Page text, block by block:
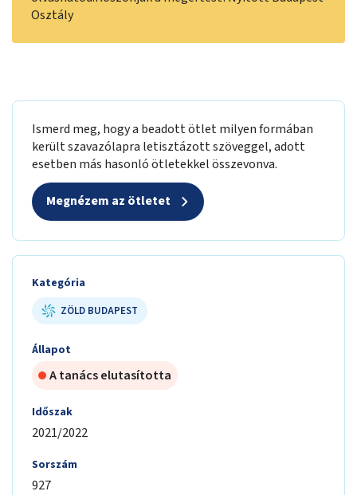
Osztály
Ismerd meg, hogy a beadott ötlet milyen formában
került szavazólapra letisztázott szöveggel, adott
esetben más hasonló ötletekkel összevonva.
Megnézem az ötletet
Kategória
ZÖLD BUDAPEST
Állapot
A tanács elutasította
Időszak
2021/2022
Sorszám
927